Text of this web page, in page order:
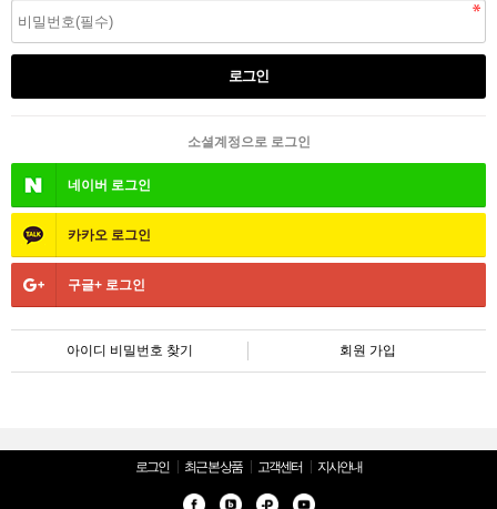
소셜계정으로 로그인
네이버 로그인
카카오 로그인
구글+ 로그인
아이디 비밀번호 찾기 회원 가입
로그인 최근 본 상품 고객센터 지사안내